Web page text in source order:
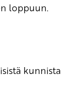
loppuun.
kunnista